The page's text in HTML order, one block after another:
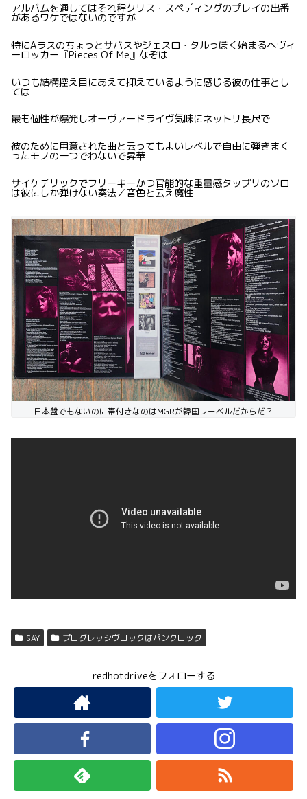
アルバムを通してはそれ程クリス・スペディングのプレイの出番
があるワケではないのですが
特にAラスのちょっとサバスやジェスロ・タルっぽく始まるヘヴィ
ーロッカー『Pieces Of Me』なぞは
いつも結構控え目にあえて抑えているように感じる彼の仕事とし
ては
最も個性が爆発しオーヴァードライヴ気味にネットリ長尺で
彼のために用意された曲と云ってもよいレベルで自由に弾きまく
ったモノの一つでわないで昇華
サイケデリックでフリーキーかつ官能的な重量感タップリのソロ
は彼にしか弾けない奏法／音色と云え魔性
日本盤でもないのに帯付きなのはMGRが韓国レーベルだからだ？
SAY プログレッシヴロックはパンクロック
redhotdriveをフォローする